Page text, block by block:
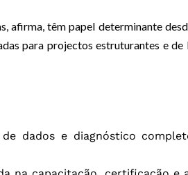
afirma, têm papel determinante
para projectos estruturantes e de
dados e diagnóstico